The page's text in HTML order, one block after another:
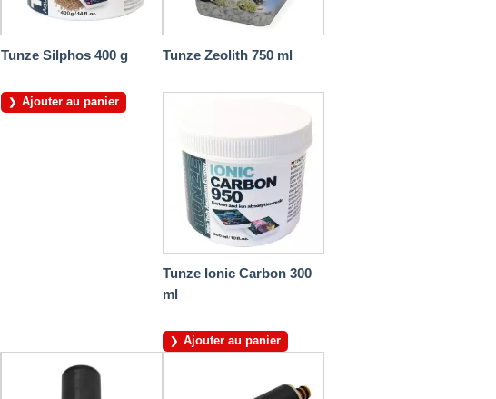
Tunze Silphos 400 g
Ajouter au panier
Tunze Zeolith 750 ml
Tunze Ionic Carbon 300
ml
Ajouter au panier